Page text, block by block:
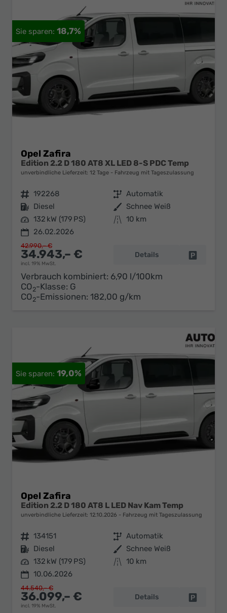
18,7%
Opel Zafira
Edition 2.2 D 180 AT8 XL LED 8-S PDC Temp
unverbindliche Lieferzeit: 12 Tage Fahrzeug mit Tageszulassung
Fahrzeugnr. 192268 Getriebe Automatik
Kraftstoff Diesel Außenfarbe Schnee Weiß
Leistung 132 kW (179 PS) Kilometerstand 10 km
26.02.2026
34.943,– €
incl. 19% MwSt.
42.990,– €
Details
Verbrauch kombiniert: 6,90 l/100km
CO2-Klasse: G
CO2-Emissionen: 182,00 g/km
19,0%
Opel Zafira
Edition 2.2 D 180 AT8 L LED Nav Kam Temp
unverbindliche Lieferzeit: 12.10.2026 Fahrzeug mit Tageszulassung
Fahrzeugnr. 134151 Getriebe Automatik
Kraftstoff Diesel Außenfarbe Schnee Weiß
Leistung 132 kW (179 PS) Kilometerstand 10 km
10.06.2026
36.099,– €
incl. 19% MwSt.
44.540,– €
Details